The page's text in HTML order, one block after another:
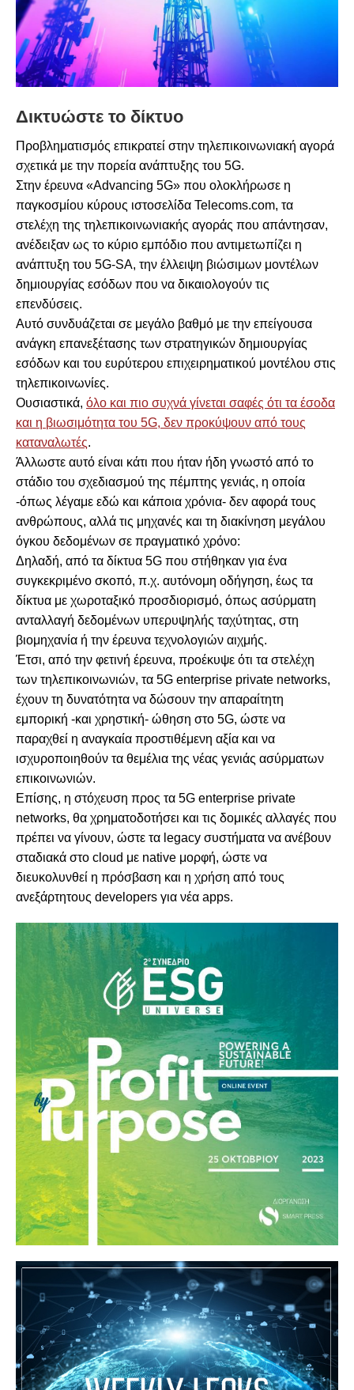
Δικτυώστε το δίκτυο
Προβληματισμός επικρατεί στην τηλεπικοινωνιακή αγορά
σχετικά με την πορεία ανάπτυξης του 5G.
Στην έρευνα «Advancing 5G» που ολοκλήρωσε η
παγκοσμίου κύρους ιστοσελίδα Telecoms.com, τα
στελέχη της τηλεπικοινωνιακής αγοράς που απάντησαν,
ανέδειξαν ως το κύριο εμπόδιο που αντιμετωπίζει η
ανάπτυξη του 5G-SA, την έλλειψη βιώσιμων μοντέλων
δημιουργίας εσόδων που να δικαιολογούν τις
επενδύσεις.
Αυτό συνδυάζεται σε μεγάλο βαθμό με την επείγουσα
ανάγκη επανεξέτασης των στρατηγικών δημιουργίας
εσόδων και του ευρύτερου επιχειρηματικού μοντέλου στις
τηλεπικοινωνίες.
Ουσιαστικά, όλο και πιο συχνά γίνεται σαφές ότι τα έσοδα
και η βιωσιμότητα του 5G, δεν προκύψουν από τους
καταναλωτές.
Άλλωστε αυτό είναι κάτι που ήταν ήδη γνωστό από το
στάδιο του σχεδιασμού της πέμπτης γενιάς, η οποία
-όπως λέγαμε εδώ και κάποια χρόνια- δεν αφορά τους
ανθρώπους, αλλά τις μηχανές και τη διακίνηση μεγάλου
όγκου δεδομένων σε πραγματικό χρόνο:
Δηλαδή, από τα δίκτυα 5G που στήθηκαν για ένα
συγκεκριμένο σκοπό, π.χ. αυτόνομη οδήγηση, έως τα
δίκτυα με χωροταξικό προσδιορισμό, όπως ασύρματη
ανταλλαγή δεδομένων υπερυψηλής ταχύτητας, στη
βιομηχανία ή την έρευνα τεχνολογιών αιχμής.
Έτσι, από την φετινή έρευνα, προέκυψε ότι τα στελέχη
των τηλεπικοινωνιών, τα 5G enterprise private networks,
έχουν τη δυνατότητα να δώσουν την απαραίτητη
εμπορική -και χρηστική- ώθηση στο 5G, ώστε να
παραχθεί η αναγκαία προστιθέμενη αξία και να
ισχυροποιηθούν τα θεμέλια της νέας γενιάς ασύρματων
επικοινωνιών.
Επίσης, η στόχευση προς τα 5G enterprise private
networks, θα χρηματοδοτήσει και τις δομικές αλλαγές που
πρέπει να γίνουν, ώστε τα legacy συστήματα να ανέβουν
σταδιακά στο cloud με native μορφή, ώστε να
διευκολυνθεί η πρόσβαση και η χρήση από τους
ανεξάρτητους developers για νέα apps.